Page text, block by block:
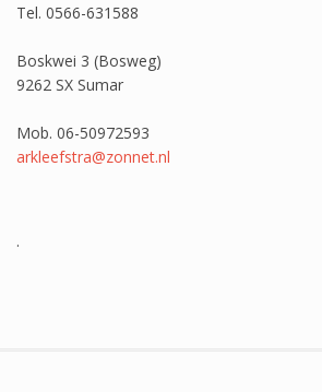
Tel. 0566-631588
Boskwei 3 (Bosweg)
9262 SX Sumar
Mob. 06-50972593
arkleefstra@zonnet.nl
.